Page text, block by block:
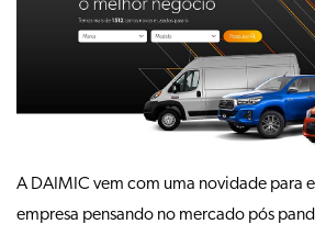
A DAIMIC vem com uma novidade para
empresa pensando no mercado pós